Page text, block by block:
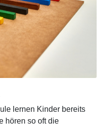
lernen Kinder bereits
hören so oft die